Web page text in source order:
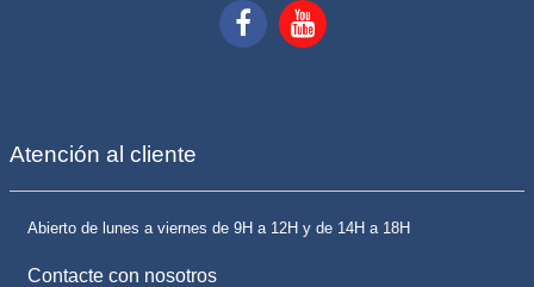
Atención al cliente
Abierto de lunes a viernes de 9H a 12H y de 14H a 18H
Contacte con nosotros